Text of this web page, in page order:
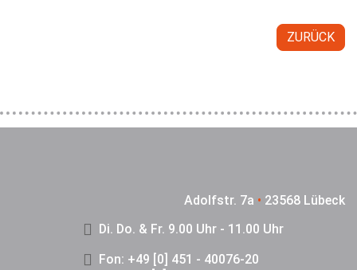
ZURÜCK
Adolfstr. 7a • 23568 Lübeck
Di. Do. & Fr. 9.00 Uhr - 11.00 Uhr
Fon: +49 [0] 451 - 40076-20